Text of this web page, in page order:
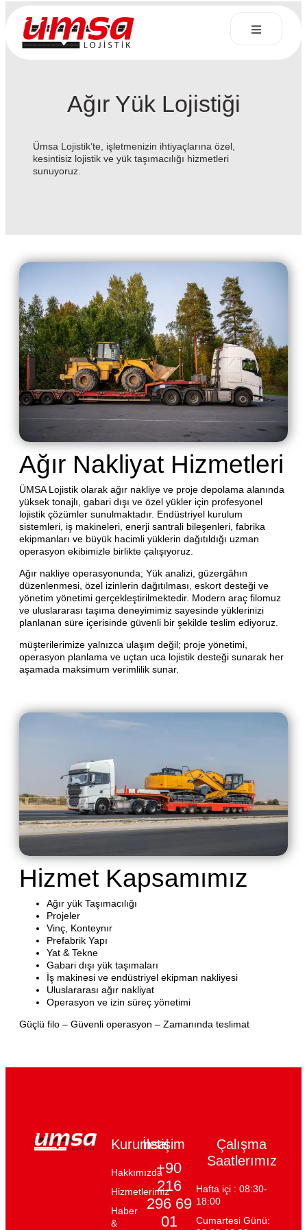
Ağır Yük Lojistiği
Ümsa Lojistik’te, işletmenizin ihtiyaçlarına özel,
kesintisiz lojistik ve yük taşımacılığı hizmetleri
sunuyoruz.
Ağır Nakliyat Hizmetleri
ÜMSA Lojistik olarak ağır nakliye ve proje depolama alanında
yüksek tonajlı, gabari dışı ve özel yükler için profesyonel
lojistik çözümler sunulmaktadır. Endüstriyel kurulum
sistemleri, iş makineleri, enerji santrali bileşenleri, fabrika
ekipmanları ve büyük hacimli yüklerin dağıtıldığı uzman
operasyon ekibimizle birlikte çalışıyoruz.
Ağır nakliye operasyonunda; Yük analizi, güzergâhın
düzenlenmesi, özel izinlerin dağıtılması, eskort desteği ve
yönetim yönetimi gerçekleştirilmektedir. Modern araç filomuz
ve uluslararası taşıma deneyimimiz sayesinde yüklerinizi
planlanan süre içerisinde güvenli bir şekilde teslim ediyoruz.
müşterilerimize yalnızca ulaşım değil; proje yönetimi,
operasyon planlama ve uçtan uca lojistik desteği sunarak her
aşamada maksimum verimlilik sunar.
Hizmet Kapsamımız
Ağır yük Taşımacılığı
Projeler
Vinç, Konteynır
Prefabrik Yapı
Yat & Tekne
Gabari dışı yük taşımaları
İş makinesi ve endüstriyel ekipman nakliyesi
Uluslararası ağır nakliyat
Operasyon ve izin süreç yönetimi
Güçlü filo – Güvenli operasyon – Zamanında teslimat
Kurumsal
Hakkımızda
Hizmetlerimiz
Haber
&
İletişim
‎+90
216
296 69
01
Çalışma
Saatlerımız
Hafta içi : 08:30-
18:00
Cumartesi Günü: